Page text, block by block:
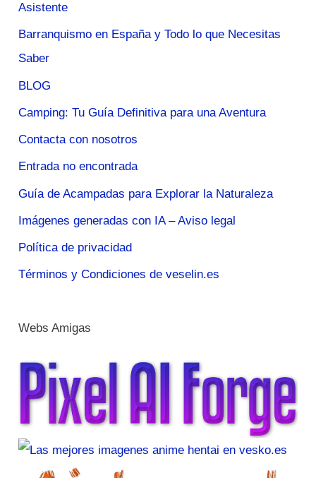
Asistente
Barranquismo en España y Todo lo que Necesitas
Saber
BLOG
Camping: Tu Guía Definitiva para una Aventura
Contacta con nosotros
Entrada no encontrada
Guía de Acampadas para Explorar la Naturaleza
Imágenes generadas con IA – Aviso legal
Política de privacidad
Términos y Condiciones de veselin.es
Webs Amigas